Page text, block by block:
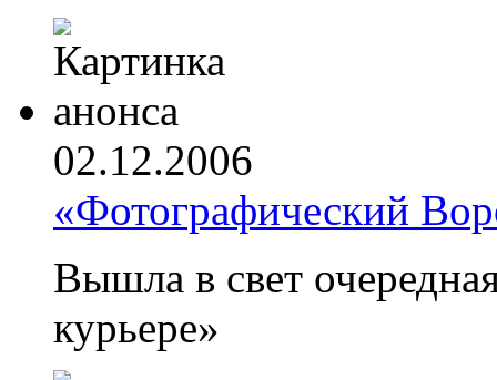
02.12.2006
«Фотографический
Вышла в свет
курьере»